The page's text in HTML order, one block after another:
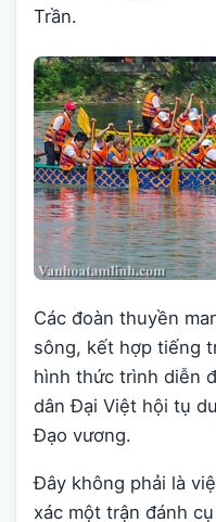
Trần.
Các đoàn thuyền
sông, kết hợp tiếng
hình thức trình diễn
dân Đại Việt hội tụ
Đạo vương.
Đây không phải là
xác một trận đánh